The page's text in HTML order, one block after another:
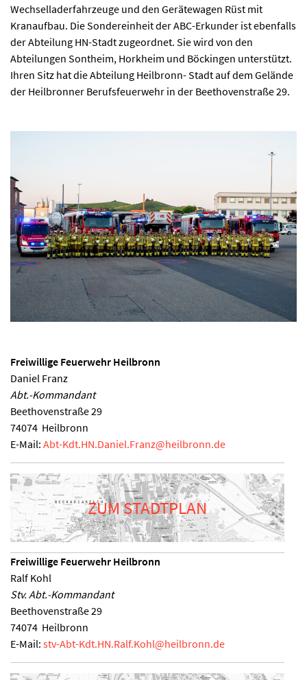
Wechselladerfahrzeuge und den Gerätewagen Rüst mit
Kranaufbau. Die Sondereinheit der ABC-Erkunder ist ebenfalls
der Abteilung HN-Stadt zugeordnet. Sie wird von den
Abteilungen Sontheim, Horkheim und Böckingen unterstützt.
Ihren Sitz hat die Abteilung Heilbronn- Stadt auf dem Gelände
der Heilbronner Berufsfeuerwehr in der Beethovenstraße 29.
Freiwillige Feuerwehr Heilbronn
Daniel Franz
Abt.-Kommandant
Beethovenstraße 29
74074 Heilbronn
E-Mail: Abt-Kdt.HN.Daniel.Franz@heilbronn.de
ZUM STADTPLAN
Freiwillige Feuerwehr Heilbronn
Ralf Kohl
Stv. Abt.-Kommandant
Beethovenstraße 29
74074 Heilbronn
E-Mail: stv-Abt-Kdt.HN.Ralf.Kohl@heilbronn.de